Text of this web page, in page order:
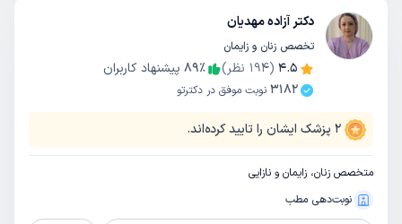
دکتر آزاده مهدیان
تخصص زنان و زایمان
4.5
(
194 نظر) 89٪
پیشنهاد کاربران
3182 نوبت موفق در دکترتو
2 پزشک ایشان را تایید کرده‌اند.
متخصص زنان، زایمان و نازایی
نوبت‌دهی مطب